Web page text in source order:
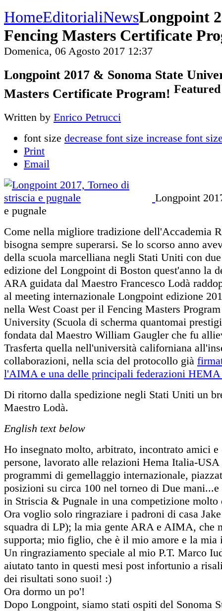
HomeEditorialiNewsLongpoint
Fencing Masters Certificate
Domenica, 06 Agosto 2017 12:37
Longpoint 2017 & Sonoma State
Masters Certificate Program! Featured
Written by Enrico Petrucci
font size decrease font size increase font
Print
Email
Longpoint
e pugnale
Come nella migliore tradizione dell'Accademia
bisogna sempre superarsi. Se lo scorso anno
della scuola marcelliana negli Stati Uniti con
edizione del Longpoint di Boston quest'anno la
ARA guidata dal Maestro Francesco Lodà
al meeting internazionale Longpoint edizione
nella West Coast per il Fencing Masters
University (Scuola di scherma quantomai
fondata dal Maestro William Gaugler che fu
Trasferta quella nell'università californiana
collaborazioni, nella scia del protocollo già
l'AIMA e una delle principali federazioni HEMA
Di ritorno dalla spedizione negli Stati Uniti un
Maestro Lodà.
English text below
Ho insegnato molto, arbitrato, incontrato amici
persone, lavorato alle relazioni Hema Italia-
programmi di gemellaggio internazionale,
posizioni su circa 100 nel torneo di Due
in Striscia & Pugnale in una competizione molto
Ora voglio solo ringraziare i padroni di casa
squadra di LP); la mia gente ARA e AIMA, che
supporta; mio figlio, che è il mio amore e la
Un ringraziamento speciale al mio P.T. Marco
aiutato tanto in questi mesi post infortunio a
dei risultati sono suoi! :)
Ora dormo un po'!
Dopo Longpoint, siamo stati ospiti del Sonoma